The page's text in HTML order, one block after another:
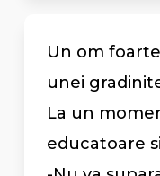
Un om
unei
La un
educatoare